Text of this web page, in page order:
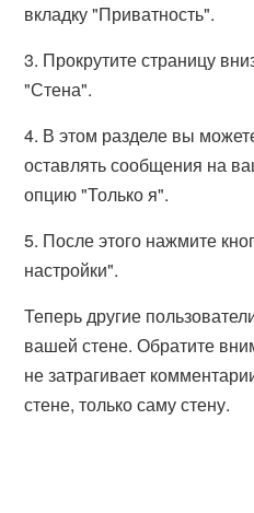
вкладку "Приватность".
3. Прокрутите страницу
"Стена".
4. В этом разделе вы
оставлять сообщения на
опцию "Только я".
5. После этого нажмите
настройки".
Теперь другие
вашей стене. Обратите
не затрагивает
стене, только саму стену.